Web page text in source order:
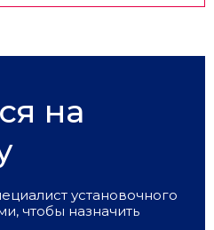
на
установочного
чтобы назначить